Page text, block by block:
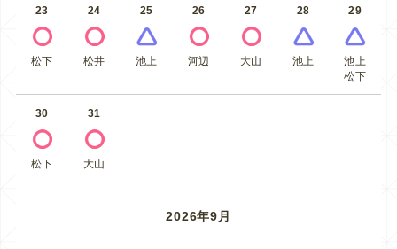
23
松下
24
松井
25
池上
26
河辺
27
大山
28
池上
29
池上
松下
30
松下
31
大山
2026年9月